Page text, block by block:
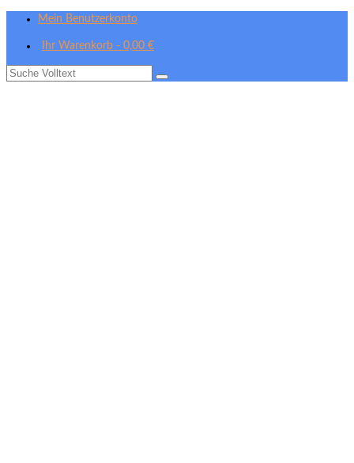
Mein Benutzerkonto
Ihr Warenkorb - 0,00 €
Suche